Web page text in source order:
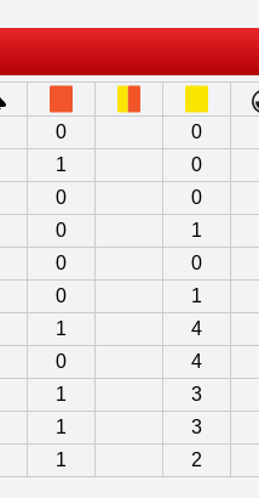
0
0
0
1
0
0
1
0
0
0
1
0
4
1
4
0
3
1
3
1
2
1